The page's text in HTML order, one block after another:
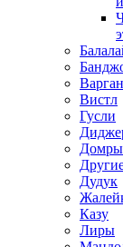
Вистл
Гусли
Домры
Дудук
Казу
Лиры